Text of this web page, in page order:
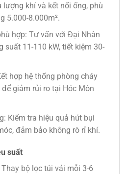
khí và kết nối ống, phù
5.000-8.000m².
hợp: Tư vấn với Đại Nhân
suất 11-110 kW, tiết kiệm 30-
hợp hệ thống phòng cháy
giảm rủi ro tại Hóc Môn
: Kiểm tra hiệu quả hút bụi
đảm bảo không rò rỉ khí.
suất
Thay bộ lọc túi vải mỗi 3-6